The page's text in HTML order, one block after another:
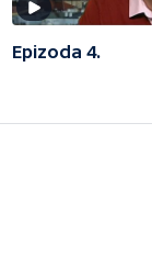
Epizoda 4.